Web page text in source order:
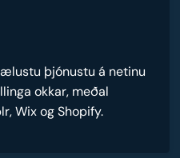
þjónustu á netinu
okkar, meðal
Wix og Shopify.